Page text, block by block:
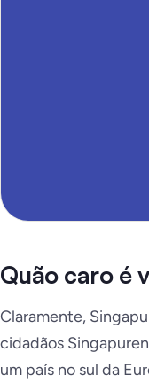
Quão caro é
Claramente,
cidadãos
um país no sul da